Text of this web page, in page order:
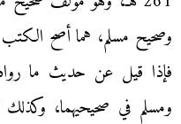
وصحيح مسلم، هما أصح
فإذا قيل عن حديث ما رواه
ومسلم في صحيحيهما،